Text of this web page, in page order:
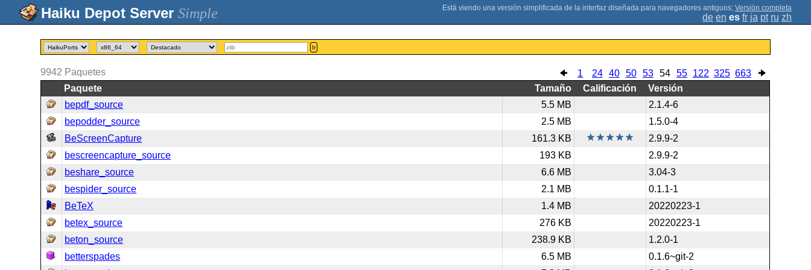
Simple ; Versión completa
de en es fr ja pt ru zh
Ir
1 24 40 50 53 54 55 122 325 663
9942 Paquetes
Paquete
Tamaño Calificación
Versión
bepdf_source
5.5 MB
2.1.4-6
bepodder_source
2.5 MB
1.5.0-4
BeScreenCapture
161.3 KB
2.9.9-2
bescreencapture_source
193 KB
2.9.9-2
beshare_source
6.6 MB
3.04-3
bespider_source
2.1 MB
0.1.1-1
BeTeX
1.4 MB
20220223-1
betex_source
276 KB
20220223-1
beton_source
238.9 KB
1.2.0-1
betterspades
6.5 MB
0.1.6~git-2